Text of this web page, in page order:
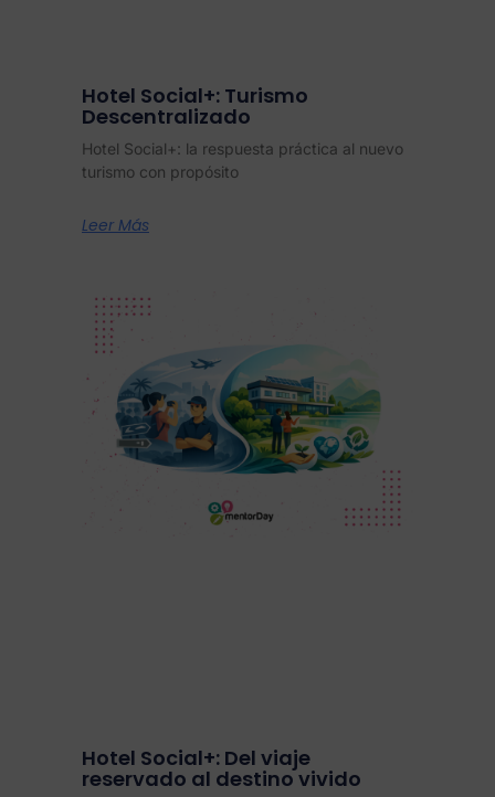
Hotel Social+: Turismo
Descentralizado
Hotel Social+: la respuesta práctica al nuevo
turismo con propósito
Leer Más
Hotel Social+: Del viaje
reservado al destino vivido